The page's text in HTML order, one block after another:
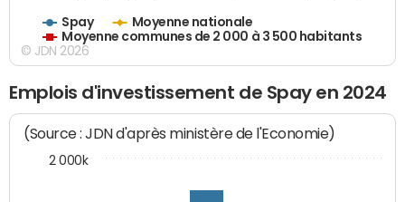
Spay
Moyenne nationale
Moyenne communes de 2 000 à 3 500 habitants
© JDN 2026
Emplois d'investissement de Spay en 2024
(Source : JDN d'après ministère de l'Economie)
2 000k